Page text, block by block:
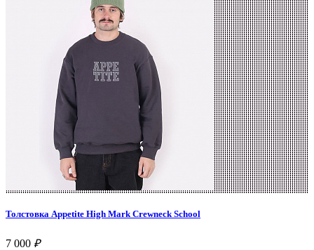
Толстовка Appetite High Mark Crewneck School
7 000 ₽